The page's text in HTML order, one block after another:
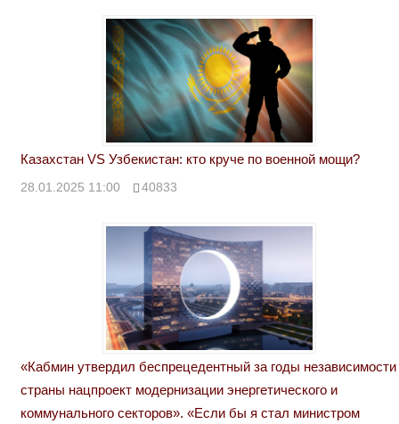
Казахстан VS Узбекистан: кто круче по военной мощи?
28.01.2025 11:00 40833
«Кабмин утвердил беспрецедентный за годы независимости
страны нацпроект модернизации энергетического и
коммунального секторов». «Если бы я стал министром